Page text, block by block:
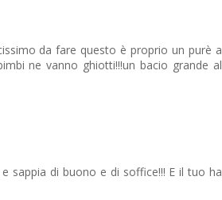
da fare questo è proprio un purè a
ne vanno ghiotti!!!un bacio grande al
sappia di buono e di soffice!!! E il tuo ha